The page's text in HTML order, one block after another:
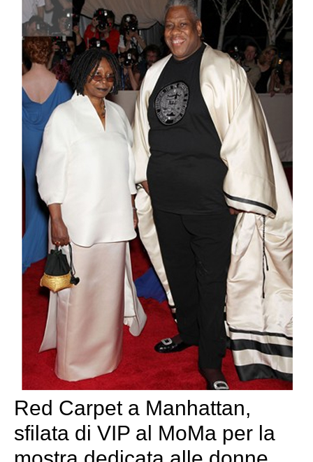
Red Carpet a Manhattan,
sfilata di VIP al MoMa per la